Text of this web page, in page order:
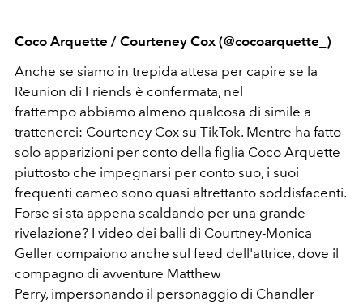
Coco Arquette / Courteney Cox (@cocoarquette_)
Anche se siamo in trepida attesa per capire se la
Reunion di Friends è confermata, nel
frattempo abbiamo almeno qualcosa di simile a
trattenerci: Courteney Cox su TikTok. Mentre ha fatto
solo apparizioni per conto della figlia Coco Arquette
piuttosto che impegnarsi per conto suo, i suoi
frequenti cameo sono quasi altrettanto soddisfacenti.
Forse si sta appena scaldando per una grande
rivelazione? I video dei balli di Courtney-Monica
Geller compaiono anche sul feed dell'attrice, dove il
compagno di avventure Matthew
Perry, impersonando il personaggio di Chandler